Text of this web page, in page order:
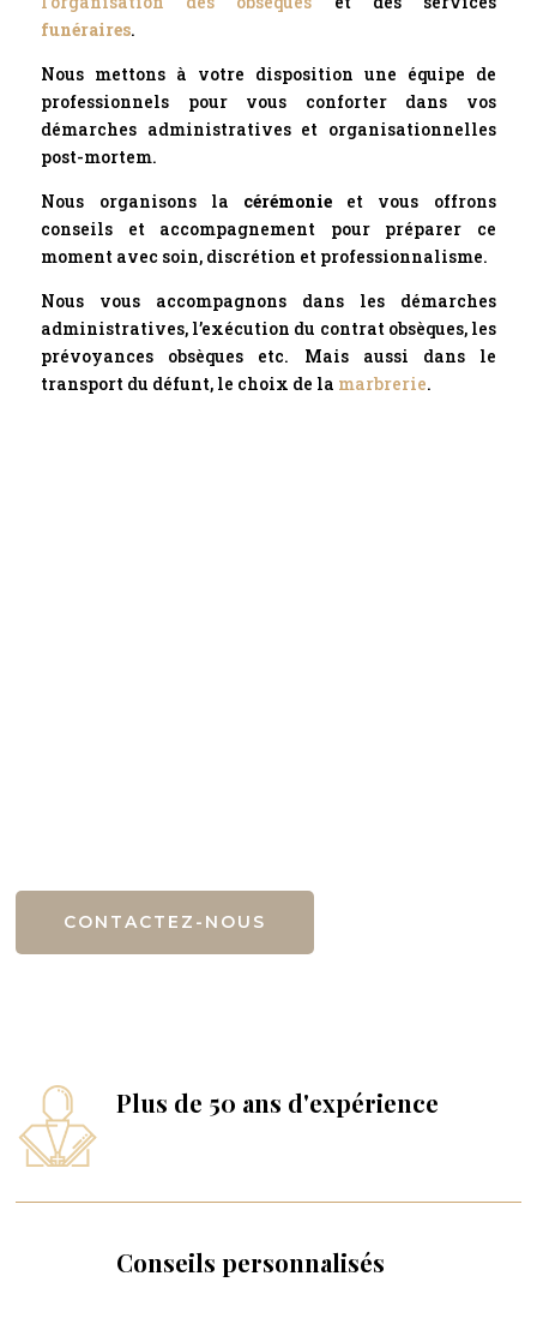
funéraires.
Nous mettons à votre disposition une équipe de
professionnels pour vous conforter dans vos
démarches administratives et organisationnelles
post-mortem.
Nous organisons la cérémonie et vous offrons
conseils et accompagnement pour préparer ce
moment avec soin, discrétion et professionnalisme.
Nous vous accompagnons dans les démarches
administratives, l’exécution du contrat obsèques, les
prévoyances obsèques etc. Mais aussi dans le
transport du défunt, le choix de la marbrerie.
CONTACTEZ-NOUS
Plus de 50 ans d'expérience
Conseils personnalisés